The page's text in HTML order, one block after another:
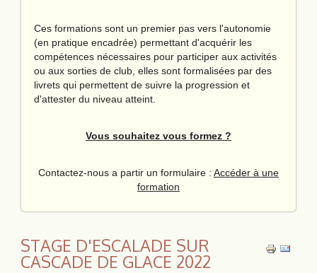
Ces formations sont un premier pas vers l'autonomie
(en pratique encadrée) permettant d'acquérir les
compétences nécessaires pour participer aux activités
ou aux sorties de club, elles sont formalisées par des
livrets qui permettent de suivre la progression et
d'attester du niveau atteint.
Vous souhaitez vous formez ?
Contactez-nous a partir un formulaire : Accéder à une
formation
STAGE D'ESCALADE SUR
CASCADE DE GLACE 2022